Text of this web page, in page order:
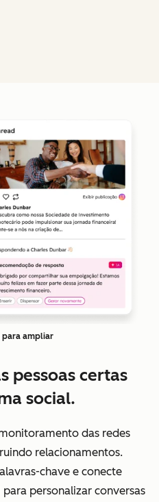
para ampliar
pessoas certas
social.
das redes
relacionamentos.
chave e conecte
personalizar conversas